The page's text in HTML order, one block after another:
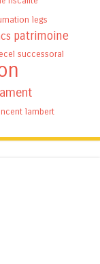
legs
patrimoine
successoral
lambert